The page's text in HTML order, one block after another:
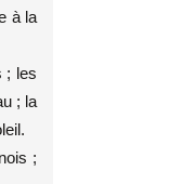
à la
; les
; la
;